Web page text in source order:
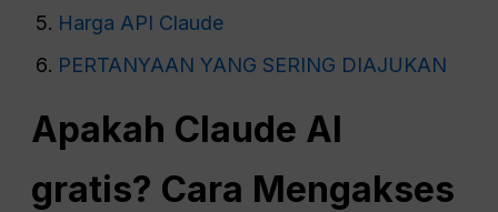
Harga API Claude
PERTANYAAN YANG SERING DIAJUKAN
Apakah Claude AI
gratis? Cara Mengakses